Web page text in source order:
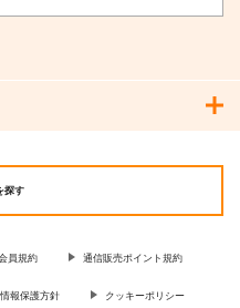
細
探す
員規約 通信販売ポイント規約
報保護方針 クッキーポリシー